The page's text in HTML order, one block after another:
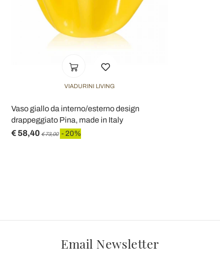
VIADURINI LIVING
Vaso giallo da interno/esterno design
drappeggiato Pina, made in Italy
€ 58,40 € 73,00 - 20%
Email Newsletter